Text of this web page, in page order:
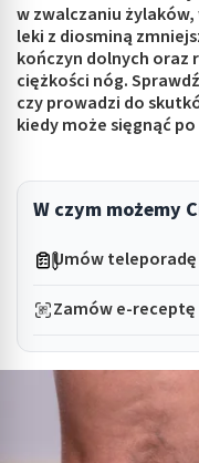
w zwalczaniu
leki z diosminą
kończyn dolnych oraz
ciężkości nóg.
czy prowadzi do
kiedy może sięgnąć
W czym możemy
Umów
Zamów e-receptę